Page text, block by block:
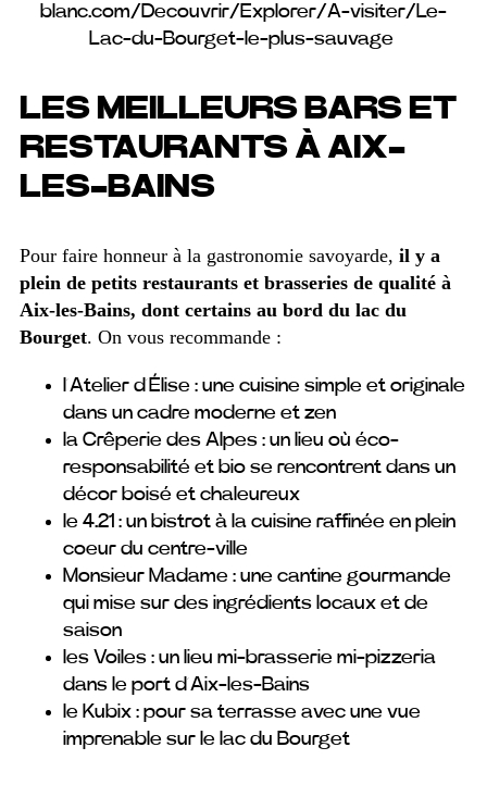
blanc.com/Decouvrir/Explorer/A-visiter/Le-
Lac-du-Bourget-le-plus-sauvage
LES MEILLEURS BARS ET
RESTAURANTS À AIX-
LES-BAINS
Pour faire honneur à la gastronomie savoyarde, il y a
plein de petits restaurants et brasseries de qualité à
Aix-les-Bains, dont certains au bord du lac du
Bourget. On vous recommande :
l’Atelier d’Élise : une cuisine simple et originale
dans un cadre moderne et zen
la Crêperie des Alpes : un lieu où éco-
responsabilité et bio se rencontrent dans un
décor boisé et chaleureux
le 4.21 : un bistrot à la cuisine raffinée en plein
coeur du centre-ville
Monsieur Madame : une cantine gourmande
qui mise sur des ingrédients locaux et de
saison
les Voiles : un lieu mi-brasserie mi-pizzeria
dans le port d’Aix-les-Bains
le Kubix : pour sa terrasse avec une vue
imprenable sur le lac du Bourget